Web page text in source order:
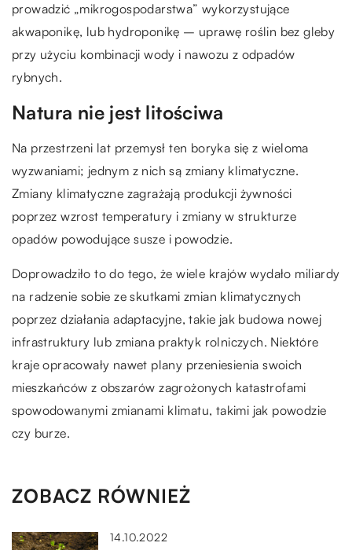
prowadzić „mikrogospodarstwa” wykorzystujące
akwaponikę, lub hydroponikę – uprawę roślin bez gleby
przy użyciu kombinacji wody i nawozu z odpadów
rybnych.
Natura nie jest litościwa
Na przestrzeni lat przemysł ten boryka się z wieloma
wyzwaniami; jednym z nich są zmiany klimatyczne.
Zmiany klimatyczne zagrażają produkcji żywności
poprzez wzrost temperatury i zmiany w strukturze
opadów powodujące susze i powodzie.
Doprowadziło to do tego, że wiele krajów wydało miliardy
na radzenie sobie ze skutkami zmian klimatycznych
poprzez działania adaptacyjne, takie jak budowa nowej
infrastruktury lub zmiana praktyk rolniczych. Niektóre
kraje opracowały nawet plany przeniesienia swoich
mieszkańców z obszarów zagrożonych katastrofami
spowodowanymi zmianami klimatu, takimi jak powodzie
czy burze.
ZOBACZ RÓWNIEŻ
14.10.2022